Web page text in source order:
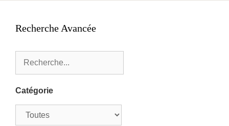
Recherche Avancée
Catégorie